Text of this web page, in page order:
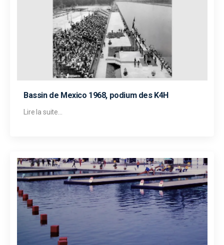
Bassin de Mexico 1968, podium des K4H
Lire la suite...